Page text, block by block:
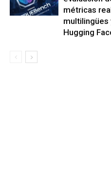
métricas
multilingües
Hugging